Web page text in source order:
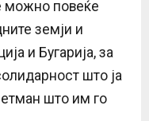
можно повеќе
земји и
и Бугарија, за
што ја
што им го